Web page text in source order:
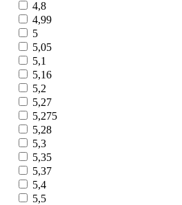
4,8
4,99
5
5,05
5,1
5,16
5,2
5,27
5,275
5,28
5,3
5,35
5,37
5,4
5,5